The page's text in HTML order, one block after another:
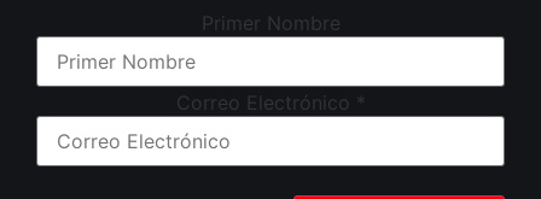
Primer Nombre
Correo Electrónico *